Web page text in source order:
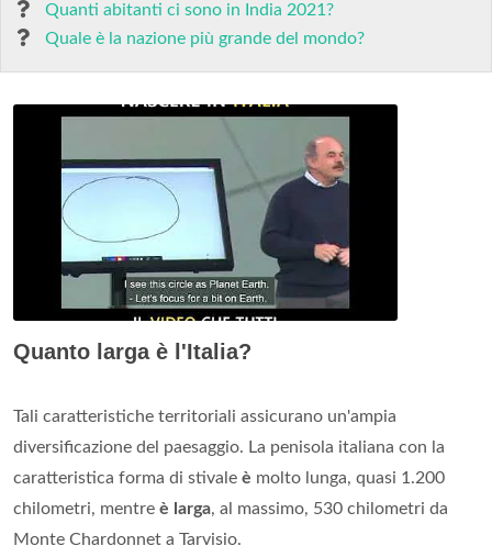
Quanti abitanti ci sono in India 2021?
Quale è la nazione più grande del mondo?
Quanto larga è l'Italia?
Tali caratteristiche territoriali assicurano un'ampia
diversificazione del paesaggio. La penisola italiana con la
caratteristica forma di stivale è molto lunga, quasi 1.200
chilometri, mentre è larga, al massimo, 530 chilometri da
Monte Chardonnet a Tarvisio.